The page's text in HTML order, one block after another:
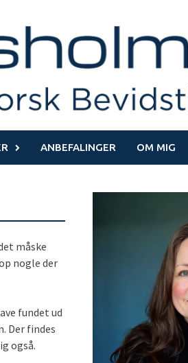
ANBEFALINGER OM MIG
måske
nogle der
fundet ud
Der findes
også.